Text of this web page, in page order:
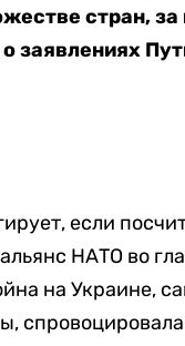
стран,
заявлениях
если
НАТО во
на Украине,